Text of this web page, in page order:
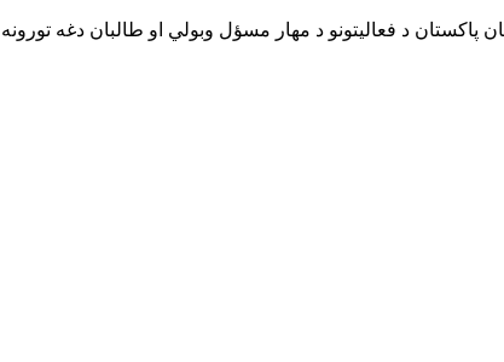
د فعالیتونو د مهار مسؤل وبولي او طالبان دغه